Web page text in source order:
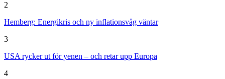
2
Hemberg: Energikris och ny inflationsvåg väntar
3
USA rycker ut för yenen – och retar upp Europa
4